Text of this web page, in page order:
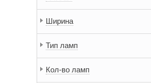
Ширина
Тип ламп
Кол-во ламп